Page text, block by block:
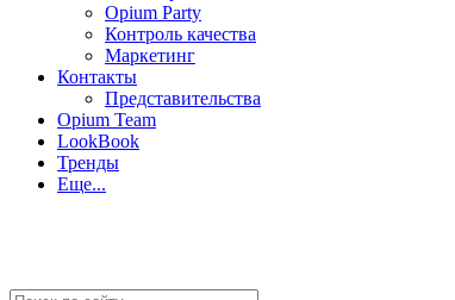
Opium Party
Контроль качества
Маркетинг
Контакты
Представительства
Opium Team
LookBook
Тренды
Еще...